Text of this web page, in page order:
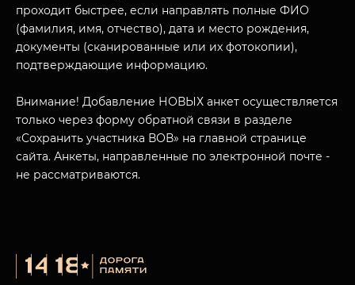
проходит быстрее, если направлять полные ФИО
(фамилия, имя, отчество), дата и место рождения,
документы (сканированные или их фотокопии),
подтверждающие информацию.
Внимание! Добавление НОВЫХ анкет осуществляется
только через форму обратной связи в разделе
«Сохранить участника ВОВ» на главной странице
сайта. Анкеты, направленные по электронной почте -
не рассматриваются.